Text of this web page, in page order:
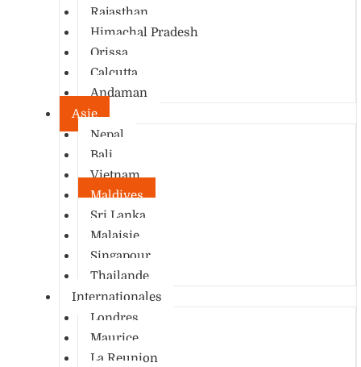
Rajasthan
Himachal Pradesh
Orissa
Calcutta
Andaman
Asie
Nepal
Bali
Vietnam
Maldives
Sri Lanka
Malaisie
Singapour
Thailande
Internationales
Londres
Maurice
La Reunion